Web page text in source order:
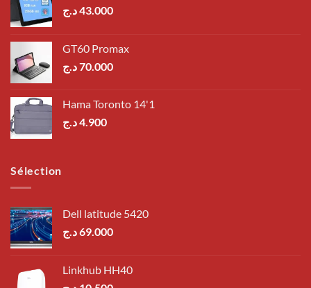
43.000د.ج
GT60 Promax
70.000د.ج
Hama Toronto 14'1
4.900د.ج
Sélection
Dell latitude 5420
69.000د.ج
Linkhub HH40